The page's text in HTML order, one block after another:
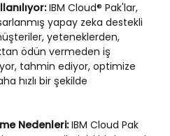
IBM Cloud® Pak'lar,
yapay zeka destekli
yeteneklerden,
ödün vermeden iş
tahmin ediyor, optimize
hızlı bir şekilde
Nedenleri:IBM Cloud Pak